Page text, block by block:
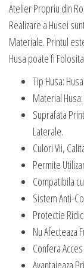
Atelier Propriu din
Realizare a Husei
Materiale. Printul
Husa poate fi
Tip Husa:
Material
Suprafata
Laterale.
Culori Vii,
Permite
Compatibila
Sistem Anti-
Protectie
Nu Afecteaza
Confera
Avantajeaza